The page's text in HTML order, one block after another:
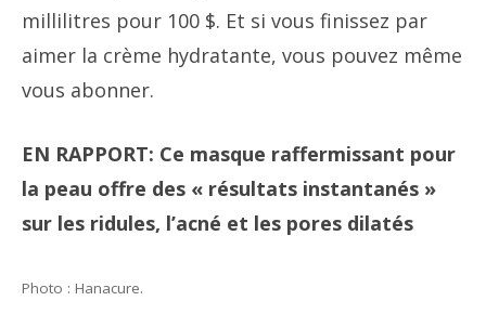
millilitres pour 100 $. Et si vous finissez par
aimer la crème hydratante, vous pouvez même
vous abonner.
EN RAPPORT: Ce masque raffermissant pour
la peau offre des « résultats instantanés »
sur les ridules, l’acné et les pores dilatés
Photo : Hanacure.